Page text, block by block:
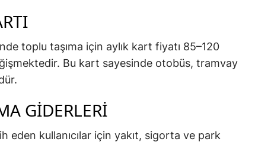
toplu taşıma için aylık kart fiyatı 85–120
Bu kart sayesinde otobüs, tramvay
GIDERLERI
eden kullanıcılar için yakıt, sigorta ve park